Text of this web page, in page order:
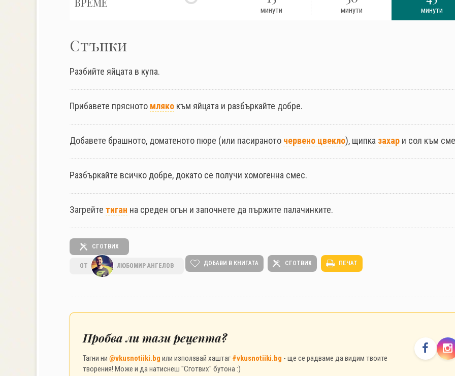
минути минути минути
Стъпки
Разбийте яйцата в купа.
Прибавете прясното мляко към яйцата и разбъркайте добре.
Добавете брашното, доматеното пюре (или пасираното червено цвекло), щипка захар и сол към
Разбъркайте всичко добре, докато се получи хомогенна смес.
Загрейте тиган на среден огън и започнете да пържите палачинките.
СГОТВИХ
ОТ ЛЮБОМИР АНГЕЛОВ ДОБАВИ В КНИГАТА СГОТВИХ ПЕЧАТ
Пробва ли тази рецепта?
Тагни ни @vkusnotiiki.bg или използвай хаштаг #vkusnotiiki.bg - ще се радваме да видим твоите
творения! Може и да натиснеш "Сготвих" бутона :)